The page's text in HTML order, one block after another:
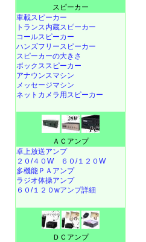
スピーカー
車載スピーカー
トランス内蔵スピーカー
コールスピーカー
ハンズフリースピーカー
スピーカーの大きさ
ボックススピーカー
アナウンスマシン
メッセージマシン
ネットカメラ用スピーカー
ＡＣアンプ
卓上放送アンプ
２０/４０W
６０/１２０W
多機能ＰＡアンプ
ラジオ体操アンプ
６０/１２０wアンプ詳細
ＤＣアンプ